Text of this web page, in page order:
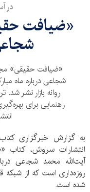
در
«ضیافت
«ضیافت حقیقی»
شجاعی درباره ماه
روانه بازار نشر
راهنمایی برای
به گزارش خبرگزاری
آیت‌الله محمد شجاعی
روزه‌داری است که از
شده است.